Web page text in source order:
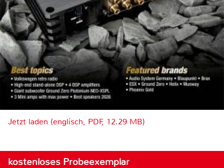
Jetzt laden (englisch, PDF, 12.29 MB)
kostenloses Probeexemplar